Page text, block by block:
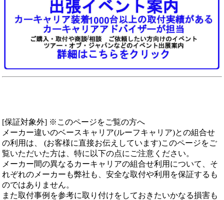
[保証対象外] ※このページをご覧の方へ
メーカー違いのベースキャリア(ルーフキャリア)との組合せ
の利用は、 (お客様に直接お伝えしています)このページをご
覧いただいた方は、特に以下の点にご注意ください。
メーカー間の異なるカーキャリアの組合せ利用について、そ
れぞれのメーカーも弊社も、安全な取付や利用を保証するも
のではありません。
また取付事例を参考に取り付けをしておきたいかなる損害も